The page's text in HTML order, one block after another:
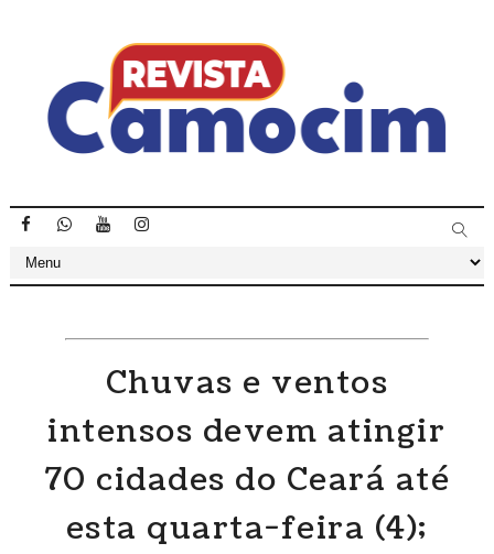
Chuvas e ventos
intensos devem atingir
70 cidades do Ceará até
esta quarta-feira (4);